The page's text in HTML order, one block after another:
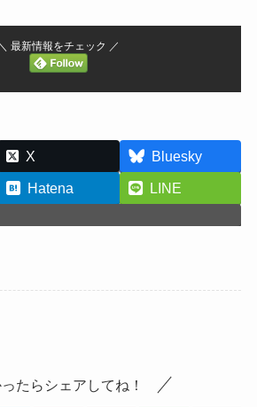
最新情報をチェック ／
X
Bluesky
Hatena
LINE
たらシェアしてね！